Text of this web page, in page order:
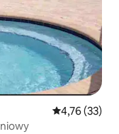
Średnia
4,76 (33)